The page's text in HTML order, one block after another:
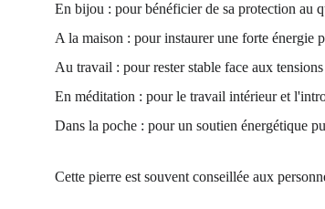
En bijou : pour bénéficier de sa protection au
A la maison : pour instaurer une forte énergie
Au travail : pour rester stable face aux
En méditation : pour le travail intérieur et
Dans la poche : pour un soutien énergétique
Cette pierre est souvent conseillée aux